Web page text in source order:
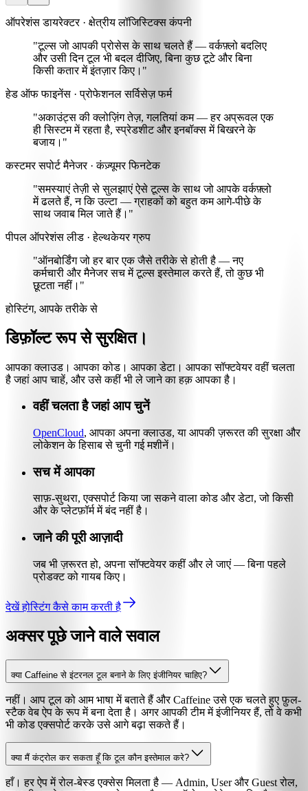
ऑपरेशंस डायरेक्टर · क्षेत्रीय लॉजिस्टिक्स कंपनी
"टूल्स जो आपकी प्रोसेस के साथ चलते हैं —वर्कफ़्लो बदलिए
और उसी दिन टूल भी बदल दीजिए, बिना कुछ टूटे और बिना
किसी कतार में इंतज़ार किए।"
हेड ऑफ फाइनेंस · प्रोफेशनल सर्विसेज़ फर्म
"अकाउंट्स की क्लोज़िंग तेज़, गलतियां कम— हर अप्रूवल एक
ही सिस्टम में रहता है, स्प्रेडशीट और इनबॉक्स में बिखरने के
बजाय।"
कस्टमर सपोर्ट मैनेजर · कंज़्यूमर फिनटेक
"समस्याएं तेज़ी से सुलझाएंऐसे टूल्स के साथ जो आपके वर्कफ़्लो
में ढलते हैं, न कि उल्टा — ग्राहकों को बहुत कम आगे-पीछे के
साथ जवाब मिल जाते हैं।"
पीपल ऑपरेशंस लीड · हेल्थकेयर ग्रुप
"ऑनबोर्डिंग जो हर बार एक जैसे तरीके से होती है —नए
कर्मचारी और मैनेजर सच में टूल्स इस्तेमाल करते हैं, तो कुछ भी
छूटता नहीं।"
होस्टिंग, आपके तरीके से
डिफ़ॉल्ट रूप से सुरक्षित।
आपका क्लाउड। आपका कोड। आपका डेटा। आपका सॉफ्टवेयर वहीं चलता
है जहां आप चाहें, और उसे कहीं भी ले जाने का हक़ आपका है।
वहीं चलता है जहां आप चुनें
OpenCloud, आपका अपना क्लाउड, या आपकी ज़रूरत की सुरक्षा और
लोकेशन के हिसाब से चुनी गई मशीनें।
सच में आपका
साफ़-सुथरा, एक्सपोर्ट किया जा सकने वाला कोड और डेटा, जो किसी
और के प्लेटफ़ॉर्म में बंद नहीं है।
जाने की पूरी आज़ादी
जब भी ज़रूरत हो, अपना सॉफ्टवेयर कहीं और ले जाएं — बिना पहले
प्रोडक्ट को गायब किए।
देखें होस्टिंग कैसे काम करती है
अक्सर पूछे जाने वाले सवाल
क्या Caffeine से इंटरनल टूल बनाने के लिए इंजीनियर चाहिए?
नहीं। आप टूल को आम भाषा में बताते हैं और Caffeine उसे एक चलते हुए फ़ुल-
स्टैक वेब ऐप के रूप में बना देता है। अगर आपकी टीम में इंजीनियर हैं, तो वे कभी
भी कोड एक्सपोर्ट करके उसे आगे बढ़ा सकते हैं।
क्या मैं कंट्रोल कर सकता हूँ कि टूल कौन इस्तेमाल करे?
हाँ। हर ऐप में रोल-बेस्ड एक्सेस मिलता है — Admin, User और Guest रोल,